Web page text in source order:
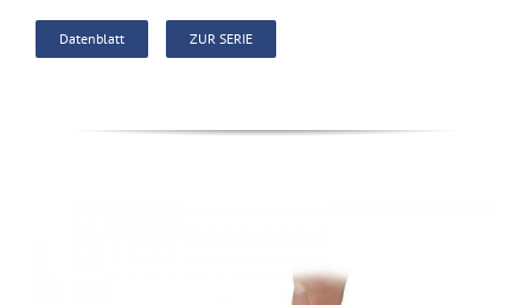
Datenblatt ZUR SERIE